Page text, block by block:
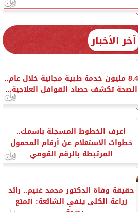
آخر الأخبار
8.4 مليون خدمة طبية مجانية خلال عام..
الصحة تكشف حصاد القوافل العلاجية...
اعرف الخطوط المسجلة باسمك..
خطوات الاستعلام عن أرقام المحمول
المرتبطة بالرقم القومي
حقيقة وفاة الدكتور محمد غنيم.. رائد
زراعة الكلى ينفي الشائعة: أتمتع